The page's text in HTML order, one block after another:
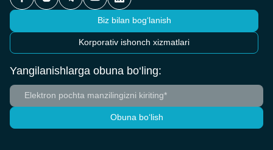
Biz bilan bog‘lanish
Korporativ ishonch xizmatlari
Yangilanishlarga obuna bo‘ling:
Obuna bo‘lish